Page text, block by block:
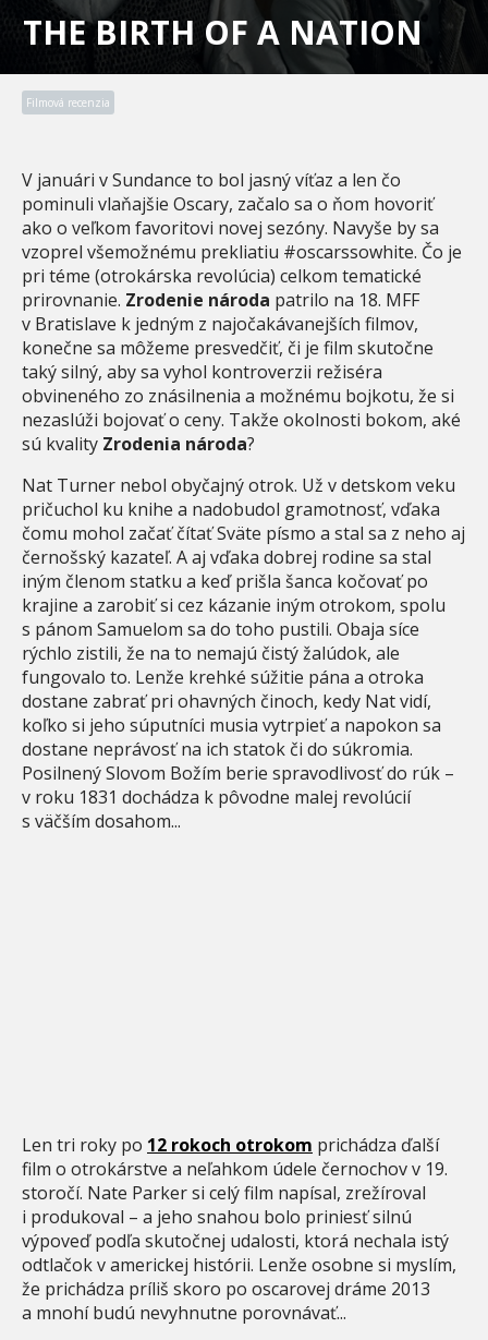
THE BIRTH OF A NATION
Filmová recenzia
V januári v Sundance to bol jasný víťaz a len čo
pominuli vlaňajšie Oscary, začalo sa o ňom hovoriť
ako o veľkom favoritovi novej sezóny. Navyše by sa
vzoprel všemožnému prekliatiu #oscarssowhite. Čo je
pri téme (otrokárska revolúcia) celkom tematické
prirovnanie. Zrodenie národa patrilo na 18. MFF
v Bratislave k jedným z najočakávanejších filmov,
konečne sa môžeme presvedčiť, či je film skutočne
taký silný, aby sa vyhol kontroverzii režiséra
obvineného zo znásilnenia a možnému bojkotu, že si
nezaslúži bojovať o ceny. Takže okolnosti bokom, aké
sú kvality Zrodenia národa?
Nat Turner nebol obyčajný otrok. Už v detskom veku
pričuchol ku knihe a nadobudol gramotnosť, vďaka
čomu mohol začať čítať Sväte písmo a stal sa z neho aj
černošský kazateľ. A aj vďaka dobrej rodine sa stal
iným členom statku a keď prišla šanca kočovať po
krajine a zarobiť si cez kázanie iným otrokom, spolu
s pánom Samuelom sa do toho pustili. Obaja síce
rýchlo zistili, že na to nemajú čistý žalúdok, ale
fungovalo to. Lenže krehké súžitie pána a otroka
dostane zabrať pri ohavných činoch, kedy Nat vidí,
koľko si jeho súputníci musia vytrpieť a napokon sa
dostane neprávosť na ich statok či do súkromia.
Posilnený Slovom Božím berie spravodlivosť do rúk –
v roku 1831 dochádza k pôvodne malej revolúcií
s väčším dosahom...
Len tri roky po 12 rokoch otrokom prichádza ďalší
film o otrokárstve a neľahkom údele černochov v 19.
storočí. Nate Parker si celý film napísal, zrežíroval
i produkoval – a jeho snahou bolo priniesť silnú
výpoveď podľa skutočnej udalosti, ktorá nechala istý
odtlačok v americkej histórii. Lenže osobne si myslím,
že prichádza príliš skoro po oscarovej dráme 2013
a mnohí budú nevyhnutne porovnávať...